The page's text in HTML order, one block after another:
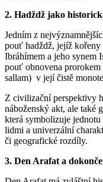
2. Hadždž jako
Jedním z
pouť hadždž, jejíž kořeny
Ibráhímem a jeho synem
pouť obnovena prorokem
sallam) v její čistě
Z civilizační perspektivy
náboženský akt, ale také
která symbolizuje
lidmi a univerzální
či geografické rozdíly.
3. Den Arafat a